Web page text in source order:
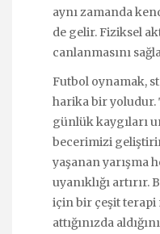
aynı zamanda
de gelir. Fiziksel
canlanmasını
Futbol oynamak,
harika bir yoludur.
günlük kaygıları
becerimizi
yaşanan yarışma
uyanıklığı artırır.
için bir çeşit
attığınızda